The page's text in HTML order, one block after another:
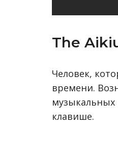
The
Человек,
времени.
музыкальных
клавише.